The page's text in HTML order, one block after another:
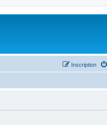
Inscription